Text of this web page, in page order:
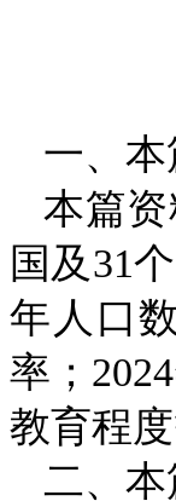
一、
本篇
国及 31
年人口
率； 2024
教育程度
二、